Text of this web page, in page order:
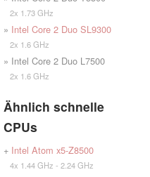
2x 1.73 GHz
» Intel Core 2 Duo SL9300
2x 1.6 GHz
» Intel Core 2 Duo L7500
2x 1.6 GHz
Ähnlich schnelle
CPUs
+ Intel Atom x5-Z8500
4x 1.44 GHz - 2.24 GHz